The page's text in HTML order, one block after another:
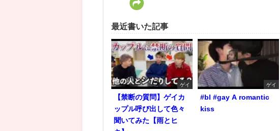
最近書いた記事
ゲイ
【禁断の質問】ゲイカ
ップル呼び出して色々
聞いてみた【雨とヒ
ゲイ
#bl #gay A romantic
kiss